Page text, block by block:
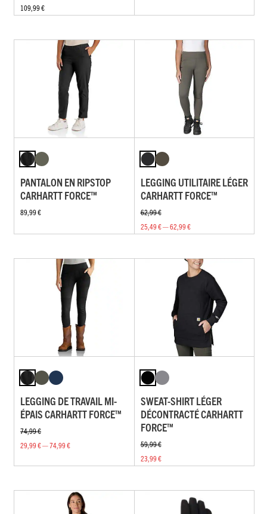
109,99 €
PANTALON EN RIPSTOP
CARHARTT FORCE™
89,99 €
LEGGING UTILITAIRE LÉGER
CARHARTT FORCE™
62,99 €
25,49 € — 62,99 €
LEGGING DE TRAVAIL MI-
ÉPAIS CARHARTT FORCE™
74,99 €
29,99 € — 74,99 €
SWEAT-SHIRT LÉGER
DÉCONTRACTÉ CARHARTT
FORCE™
59,99 €
23,99 €